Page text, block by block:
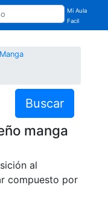
Mi Aula
Facil
Manga
Buscar
manga
al
compuesto por